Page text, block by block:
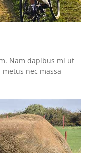
Nam dapibus mi ut
nec massa